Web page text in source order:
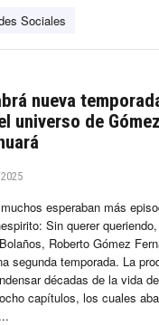
Sociales
nueva
universo de
esperaban más
Sin querer
Roberto Gómez
segunda temporada. La
décadas de la vida
capítulos, los cuales